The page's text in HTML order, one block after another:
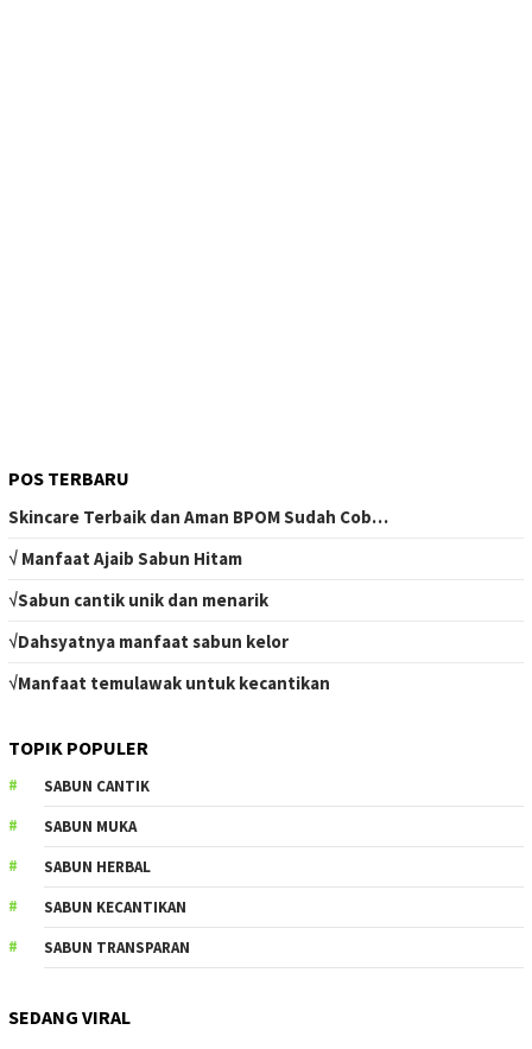
POS TERBARU
Skincare Terbaik dan Aman BPOM Sudah Cob…
√ Manfaat Ajaib Sabun Hitam
√Sabun cantik unik dan menarik
√Dahsyatnya manfaat sabun kelor
√Manfaat temulawak untuk kecantikan
TOPIK POPULER
SABUN CANTIK
SABUN MUKA
SABUN HERBAL
SABUN KECANTIKAN
SABUN TRANSPARAN
SEDANG VIRAL